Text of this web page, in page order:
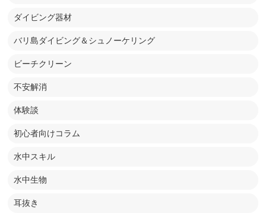
ダイビング器材
バリ島ダイビング＆シュノーケリング
ビーチクリーン
不安解消
体験談
初心者向けコラム
水中スキル
水中生物
耳抜き